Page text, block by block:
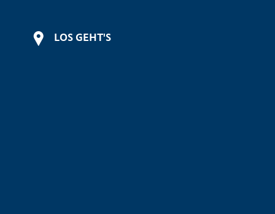
LOS GEHT'S